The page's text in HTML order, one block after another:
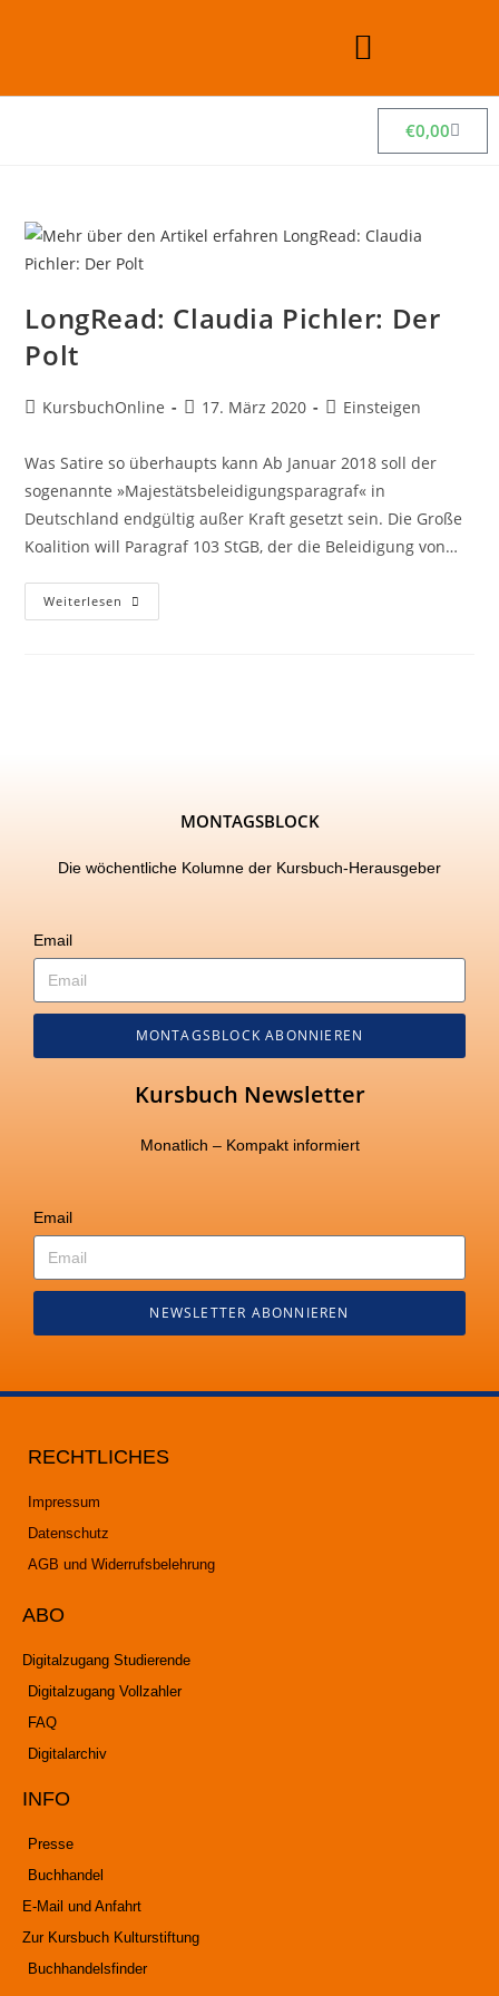
€0,00
LongRead: Claudia Pichler: Der
Polt
KursbuchOnline 17. März 2020 Einsteigen
Was Satire so überhaupts kann Ab Januar 2018 soll der
sogenannte »Majestätsbeleidigungsparagraf« in
Deutschland endgültig außer Kraft gesetzt sein. Die Große
Koalition will Paragraf 103 StGB, der die Beleidigung von…
Weiterlesen
MONTAGSBLOCK
Die wöchentliche Kolumne der Kursbuch-Herausgeber
Email
MONTAGSBLOCK ABONNIEREN
Kursbuch Newsletter
Monatlich – Kompakt informiert
Email
NEWSLETTER ABONNIEREN
RECHTLICHES
Impressum
Datenschutz
AGB und Widerrufsbelehrung
ABO
Digitalzugang Studierende
Digitalzugang Vollzahler
FAQ
Digitalarchiv
INFO
Presse
Buchhandel
E-Mail und Anfahrt
Zur Kursbuch Kulturstiftung
Buchhandelsfinder